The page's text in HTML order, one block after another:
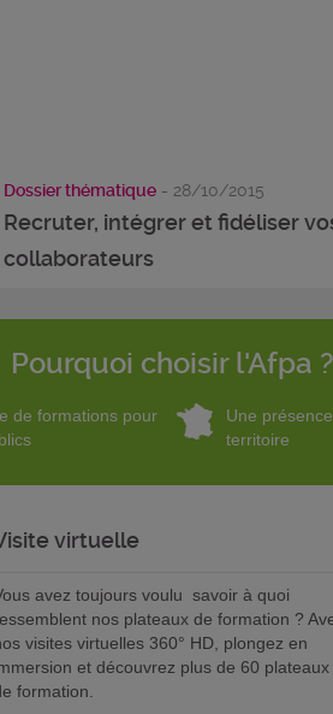
Dossier thématique- 28/10/2015
Recruter, intégrer et fidéliser
collaborateurs
Pourquoi choisir l'Afpa ?
de formations pour
Une
territoire
virtuelle
avez toujours voulu savoir à quoi
nos plateaux de formation ?
visites virtuelles 360° HD, plongez en
et découvrez plus de 60 plateaux
formation.